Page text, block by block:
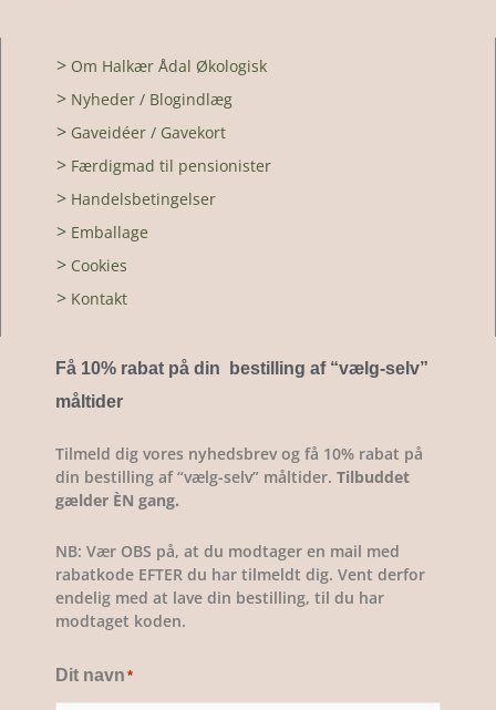
> Om Halkær Ådal Økologisk
> Nyheder / Blogindlæg
> Gaveidéer / Gavekort
> Færdigmad til pensionister
> Handelsbetingelser
> Emballage
> Cookies
> Kontakt
Få 10% rabat på din bestilling af “vælg-selv”
måltider
Tilmeld dig vores nyhedsbrev og få 10% rabat på
din bestilling af “vælg-selv” måltider. Tilbuddet
gælder ÈN gang.
NB: Vær OBS på, at du modtager en mail med
rabatkode EFTER du har tilmeldt dig. Vent derfor
endelig med at lave din bestilling, til du har
modtaget koden.
Dit navn *